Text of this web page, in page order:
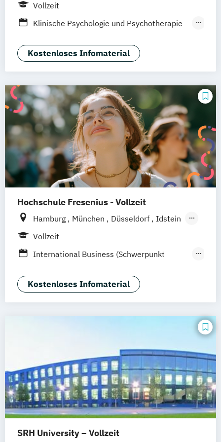
Vollzeit
Klinische Psychologie und Psychotherapie
Psychologie Rechtspsychologie
Kostenloses Infomaterial
Hochschule Fresenius - Vollzeit
Hamburg München Düsseldorf
Idstein
Berlin
Braunschweig Erfurt
Vollzeit
International Business (Schwerpunkt
Psychology)
Psychologie Rechtspsychologie
Kostenloses Infomaterial
SRH University – Vollzeit